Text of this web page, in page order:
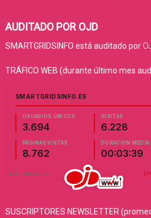
AUDITADO POR OJD
SMARTGRIDSINFO está auditado por
TRÁFICO WEB (durante último mes
SUSCRIPTORES NEWSLETTER